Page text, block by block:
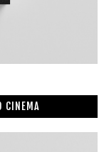
CINEMA